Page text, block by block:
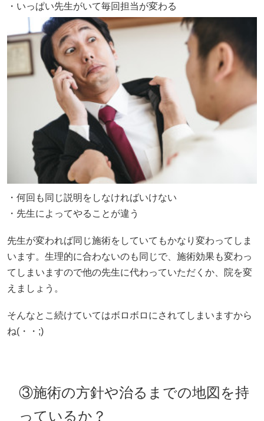
・いっぱい先生がいて毎回担当が変わる
・何回も同じ説明をしなければいけない
・先生によってやることが違う
先生が変われば同じ施術をしていてもかなり変わってしま
います。生理的に合わないのも同じで、施術効果も変わっ
てしまいますので他の先生に代わっていただくか、院を変
えましょう。
そんなとこ続けていてはボロボロにされてしまいますから
ね(・・;)
③施術の方針や治るまでの地図を持
っているか？